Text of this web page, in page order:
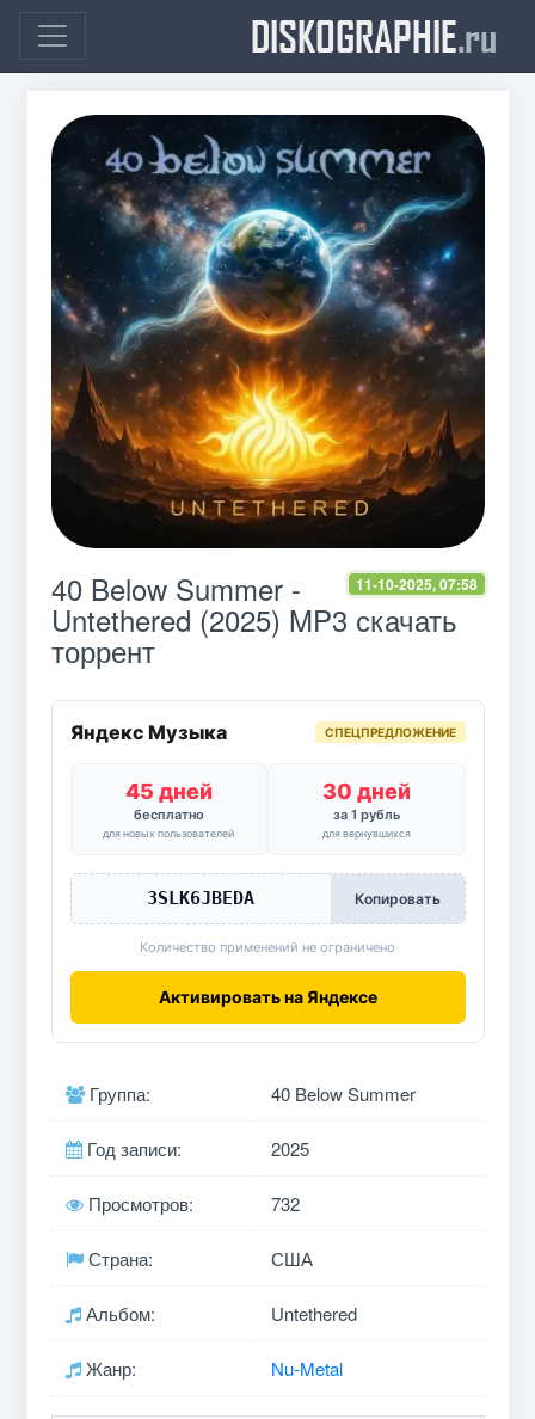
DISKOGRAPHIE.ru
11-10-2025, 07:58
40 Below Summer -
Untethered (2025) MP3 скачать
торрент
Яндекс Музыка СПЕЦПРЕДЛОЖЕНИЕ
45 дней
бесплатно
для новых пользователей
30 дней
за 1 рубль
для вернувшихся
3SLK6JBEDA Копировать
Количество применений не ограничено
Активировать на Яндексе
Группа: 40 Below Summer
Год записи: 2025
Просмотров: 732
Страна: США
Альбом: Untethered
Жанр: Nu-Metal